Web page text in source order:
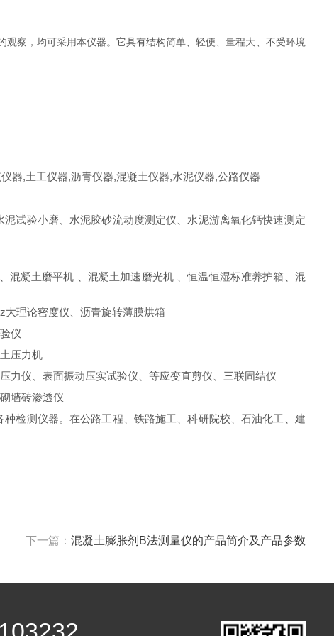
察，均可采用本仪器。它具有结构简单、轻便、量程大、不受环境
器,土工仪器,沥青仪器,混凝土仪器,水泥仪器,公路仪器
试验小磨、水泥胶砂流动度测定仪、水泥游离氧化钙快速测定
混凝土磨平机 、混凝土加速磨光机 、恒温恒湿标准养护箱、混
z大理论密度仪、沥青旋转薄膜烘箱
仪
压力机
力仪、表面振动压实试验仪、等应变直剪仪、三联固结仪
墙砖渗透仪
检测仪器。在公路工程、铁路施工、科研院校、石油化工、建
下一篇： 混凝土膨胀剂B法测量仪的产品简介及产品参数